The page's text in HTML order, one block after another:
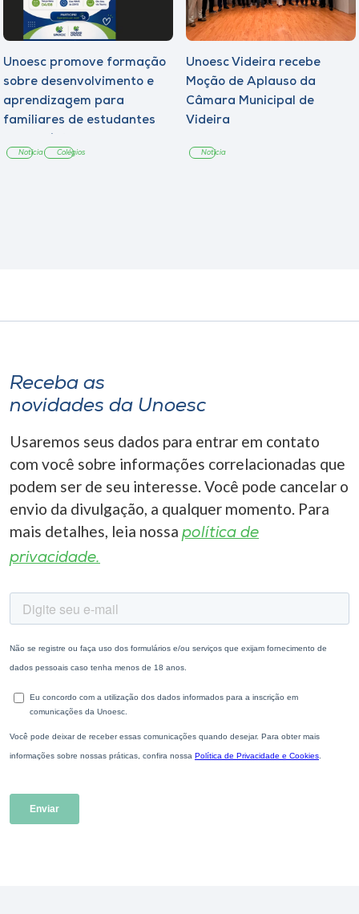
Unoesc promove formação
sobre desenvolvimento e
aprendizagem para
familiares de estudantes
Notícia Colégios
Unoesc Videira recebe
Moção de Aplauso da
Câmara Municipal de
Videira
Notícia
Receba as
novidades da Unoesc
Usaremos seus dados para entrar em contato
com você sobre informações correlacionadas que
podem ser de seu interesse. Você pode cancelar o
envio da divulgação, a qualquer momento. Para
mais detalhes, leia nossa política de
privacidade.